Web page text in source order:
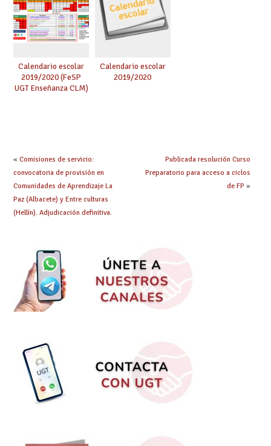
Calendario escolar
2019/2020 (FeSP
UGT Enseñanza CLM)
Calendario escolar
2019/2020
« Comisiones de servicio:
convocatoria de provisión en
Comunidades de Aprendizaje La
Paz (Albacete) y Entre culturas
(Hellín). Adjudicación definitiva.
Publicada resolución Curso
Preparatorio para acceso a ciclos
de FP »